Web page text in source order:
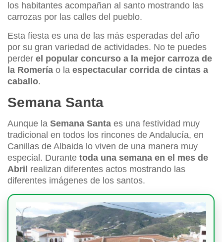
los habitantes acompañan al santo mostrando las
carrozas por las calles del pueblo.
Esta fiesta es una de las más esperadas del año
por su gran variedad de actividades. No te puedes
perder el popular concurso a la mejor carroza de
la Romería o la espectacular corrida de cintas a
caballo.
Semana Santa
Aunque la Semana Santa es una festividad muy
tradicional en todos los rincones de Andalucía, en
Canillas de Albaida lo viven de una manera muy
especial. Durante toda una semana en el mes de
Abril realizan diferentes actos mostrando las
diferentes imágenes de los santos.